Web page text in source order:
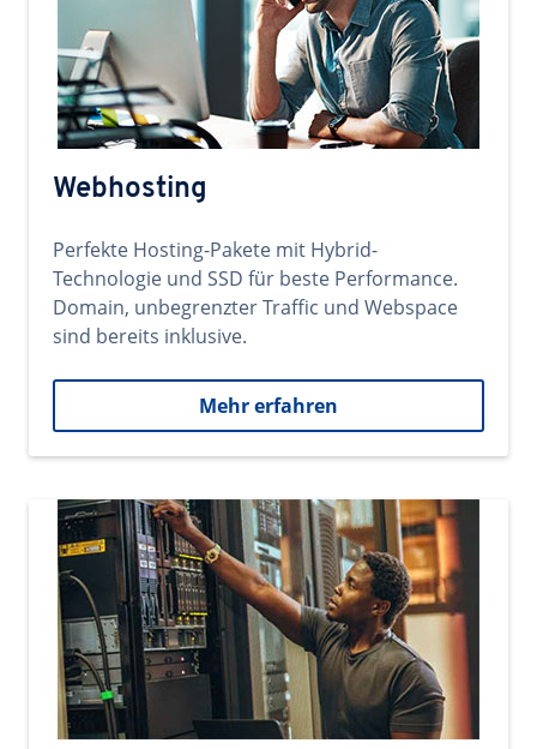
Webhosting
Perfekte Hosting-Pakete mit Hybrid-
Technologie und SSD für beste Performance.
Domain, unbegrenzter Traffic und Webspace
sind bereits inklusive.
Mehr erfahren